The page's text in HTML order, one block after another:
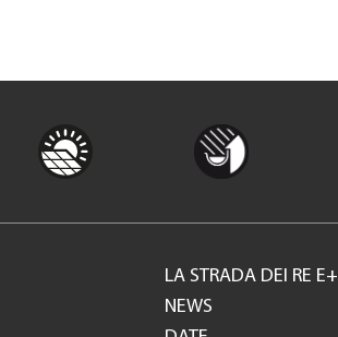
Footer
LA STRADA DEI RE E+
NEWS